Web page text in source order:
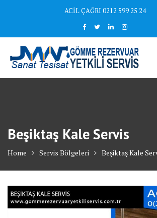
ACİL ÇAĞRI 0212 599 25 24
Beşiktaş Kale Servis
Home Servis Bölgeleri Beşiktaş Kale